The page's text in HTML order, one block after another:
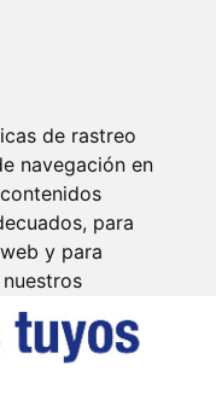
de rastreo
navegación en
para
y para